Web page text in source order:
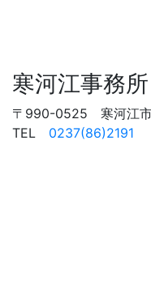
寒河江事務所
〒990-0525 寒河江
TEL 0237(86)2191